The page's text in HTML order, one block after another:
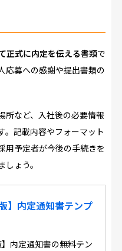
正式に内定を伝える書類で
応募への感謝や提出書類の
所など、入社後の必要情報
。記載内容やフォーマット
用予定者が今後の手続きを
ょう。
】内定通知書テンプ
】内定通知書の無料テン